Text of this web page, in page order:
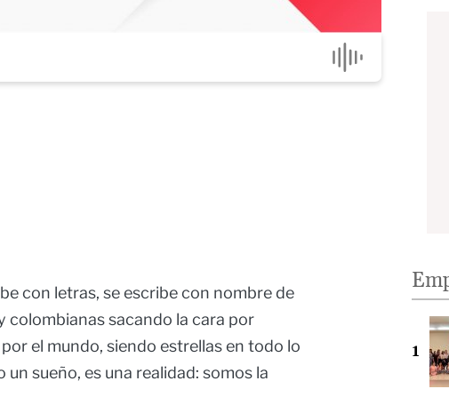
con letras, se escribe con nombre de
colombianas sacando la cara por
el mundo, siendo estrellas en todo lo
un sueño, es una realidad: somos la